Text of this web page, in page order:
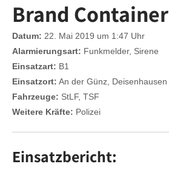
Brand Container
Datum: 22. Mai 2019 um 1:47 Uhr
Alarmierungsart: Funkmelder, Sirene
Einsatzart: B1
Einsatzort: An der Günz, Deisenhausen
Fahrzeuge: StLF, TSF
Weitere Kräfte: Polizei
Einsatzbericht: